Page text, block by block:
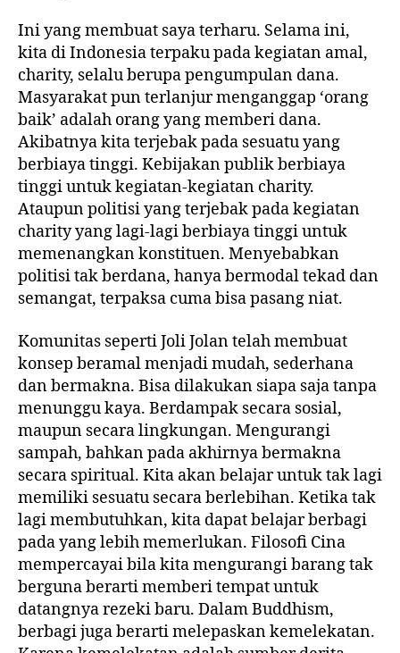
Ini yang membuat saya terharu. Selama ini,
kita di Indonesia terpaku pada kegiatan amal,
charity, selalu berupa pengumpulan dana.
Masyarakat pun terlanjur menganggap ‘orang
baik’ adalah orang yang memberi dana.
Akibatnya kita terjebak pada sesuatu yang
berbiaya tinggi. Kebijakan publik berbiaya
tinggi untuk kegiatan-kegiatan charity.
Ataupun politisi yang terjebak pada kegiatan
charity yang lagi-lagi berbiaya tinggi untuk
memenangkan konstituen. Menyebabkan
politisi tak berdana, hanya bermodal tekad dan
semangat, terpaksa cuma bisa pasang niat.
Komunitas seperti Joli Jolan telah membuat
konsep beramal menjadi mudah, sederhana
dan bermakna. Bisa dilakukan siapa saja tanpa
menunggu kaya. Berdampak secara sosial,
maupun secara lingkungan. Mengurangi
sampah, bahkan pada akhirnya bermakna
secara spiritual. Kita akan belajar untuk tak lagi
memiliki sesuatu secara berlebihan. Ketika tak
lagi membutuhkan, kita dapat belajar berbagi
pada yang lebih memerlukan. Filosofi Cina
mempercayai bila kita mengurangi barang tak
berguna berarti memberi tempat untuk
datangnya rezeki baru. Dalam Buddhism,
berbagi juga berarti melepaskan kemelekatan.